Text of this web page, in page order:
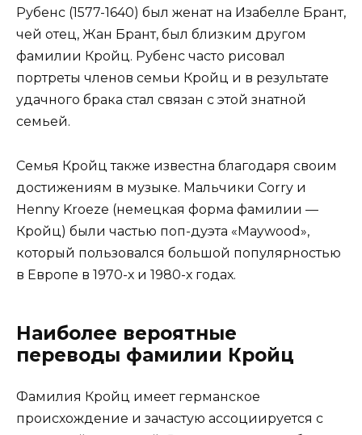
Рубенс (1577-1640) был женат на Изабелле Брант,
чей отец, Жан Брант, был близким другом
фамилии Кройц. Рубенс часто рисовал
портреты членов семьи Кройц и в результате
удачного брака стал связан с этой знатной
семьей.
Семья Кройц также известна благодаря своим
достижениям в музыке. Мальчики Corry и
Henny Kroeze (немецкая форма фамилии —
Кройц) были частью поп-дуэта «Maywood»,
который пользовался большой популярностью
в Европе в 1970-х и 1980-х годах.
Наиболее вероятные
переводы фамилии Кройц
Фамилия Кройц имеет германское
происхождение и зачастую ассоциируется с